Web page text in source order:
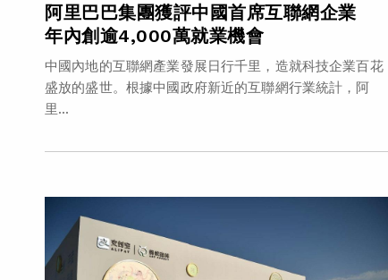
阿里巴巴集團獲評中國首席互聯網企業
年內創逾4,000萬就業機會
中國內地的互聯網產業發展日行千里，造就科技企業百花
盛放的盛世。根據中國政府新近的互聯網行業統計，阿
里...